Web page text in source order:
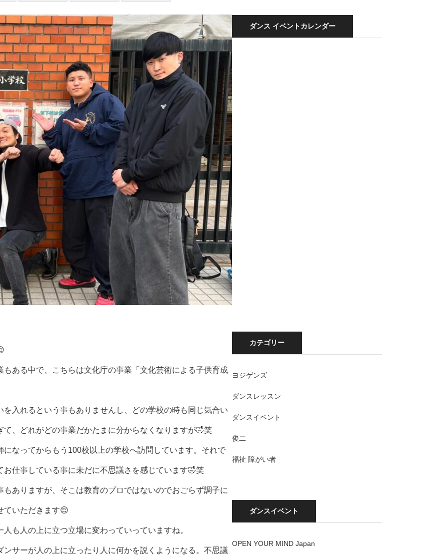
ある中で、こちらは文化庁の事業「文化芸術による子供育成
入れるという事もありませんし、どの学校の時も同じ気合い
、どれがどの事業だかたまに分からなくなりますが🤣笑
なってからもう100校以上の学校へ訪問しています。それで
仕事している事に未だに不思議さを感じています🤣笑
ありますが、そこは教育のプロではないのでおごらず調子に
ていただきます😌
も人の上に立つ立場に変わっていっていますね。
サーが人の上に立ったり人に何かを説くようになる。不思議
ダンス イベントカレンダー
カテゴリー
ヨジゲンズ
ダンスレッスン
ダンスイベント
俊二
福祉 障がい者
ダンスイベント
OPEN YOUR MIND Japan